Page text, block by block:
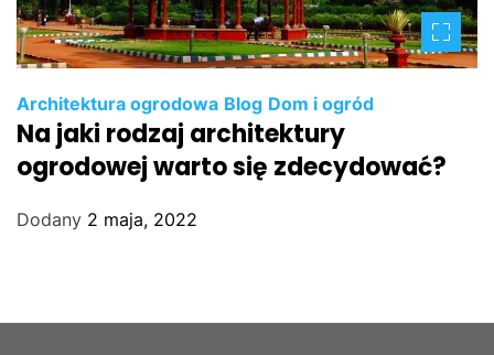
Architektura ogrodowa Blog Dom i ogród
Na jaki rodzaj architektury
ogrodowej warto się zdecydować?
Dodany 2 maja, 2022